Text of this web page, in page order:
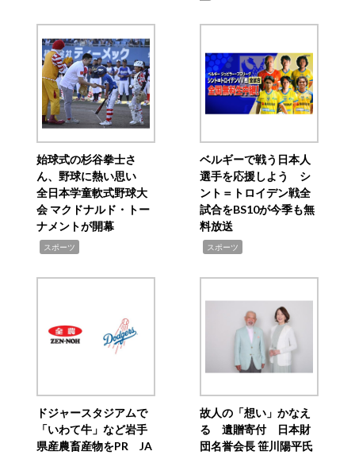
始球式の杉谷拳士さ
ん、野球に熱い思い
全日本学童軟式野球大
会 マクドナルド・トー
ナメントが開幕
スポーツ
ベルギーで戦う日本人
選手を応援しよう シ
ント＝トロイデン戦全
試合をBS10が今季も無
料放送
スポーツ
ドジャースタジアムで
「いわて牛」など岩手
県産農畜産物をPR JA
故人の「想い」かなえ
る 遺贈寄付 日本財
団名誉会長 笹川陽平氏